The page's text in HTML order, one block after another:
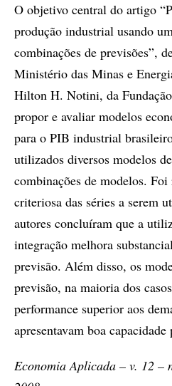
O objetivo central do artigo
produção industrial usando
combinações de previsões”,
Ministério das Minas e
Hilton H. Notini, da
propor e avaliar modelos
para o PIB industrial
utilizados diversos modelos
combinações de modelos.
criteriosa das séries a serem
autores concluíram que a
integração melhora
previsão. Além disso, os
previsão, na maioria dos
performance superior aos
apresentavam boa
Economia Aplicada – v. 12 –